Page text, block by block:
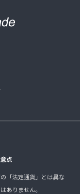
点
「法定通貨」とは異な
ありません。